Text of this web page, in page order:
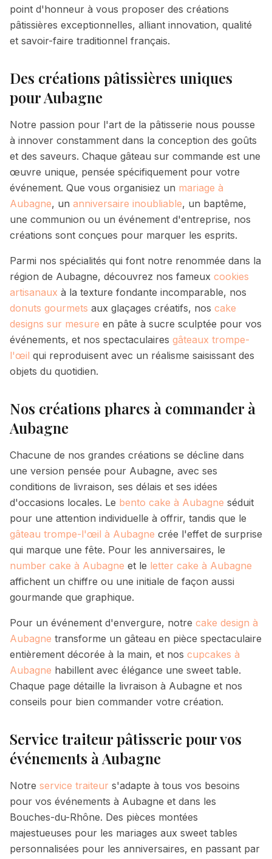
point d'honneur à vous proposer des créations
pâtissières exceptionnelles, alliant innovation, qualité
et savoir-faire traditionnel français.
Des créations pâtissières uniques
pourAubagne
Notre passion pour l'art de la pâtisserie nous pousse
à innover constamment dans la conception des goûts
et des saveurs. Chaque gâteau sur commande est une
œuvre unique, pensée spécifiquement pour votre
événement. Que vous organisiez un mariage à
Aubagne, un anniversaire inoubliable, un baptême,
une communion ou un événement d'entreprise, nos
créations sont conçues pour marquer les esprits.
Parmi nos spécialités qui font notre renommée dans la
région de Aubagne, découvrez nos fameux cookies
artisanaux à la texture fondante incomparable, nos
donuts gourmets aux glaçages créatifs, nos cake
designs sur mesure en pâte à sucre sculptée pour vos
événements, et nos spectaculaires gâteaux trompe-
l'œil qui reproduisent avec un réalisme saisissant des
objets du quotidien.
Nos créations phares à commander à
Aubagne
Chacune de nos grandes créations se décline dans
une version pensée pour Aubagne, avec ses
conditions de livraison, ses délais et ses idées
d'occasions locales. Le bento cake à Aubagne séduit
pour une attention individuelle à offrir, tandis que le
gâteau trompe-l'œil à Aubagne crée l'effet de surprise
qui marque une fête. Pour les anniversaires, le
number cake à Aubagne et le letter cake à Aubagne
affichent un chiffre ou une initiale de façon aussi
gourmande que graphique.
Pour un événement d'envergure, notre cake design à
Aubagne transforme un gâteau en pièce spectaculaire
entièrement décorée à la main, et nos cupcakes à
Aubagne habillent avec élégance une sweet table.
Chaque page détaille la livraison à Aubagne et nos
conseils pour bien commander votre création.
Service traiteur pâtisserie pour vos
événements àAubagne
Notre service traiteur s'adapte à tous vos besoins
pour vos événements à Aubagne et dans les
Bouches-du-Rhône. Des pièces montées
majestueuses pour les mariages aux sweet tables
personnalisées pour les anniversaires, en passant par